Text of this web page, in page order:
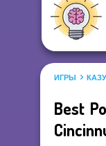
ИГРЫ
Best